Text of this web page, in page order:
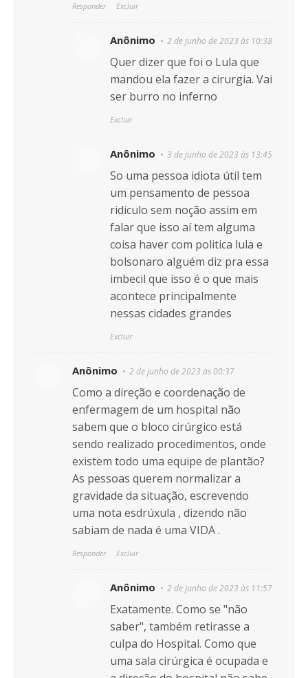
Responder Excluir
Anônimo 2 de junho de 2023 às 10:38
Quer dizer que foi o Lula que
mandou ela fazer a cirurgia. Vai
ser burro no inferno
Excluir
Anônimo 3 de junho de 2023 às 13:45
So uma pessoa idiota útil tem
um pensamento de pessoa
ridiculo sem noção assim em
falar que isso aí tem alguma
coisa haver com politica lula e
bolsonaro alguém diz pra essa
imbecil que isso é o que mais
acontece principalmente
nessas cidades grandes
Excluir
Anônimo 2 de junho de 2023 às 00:37
Como a direção e coordenação de
enfermagem de um hospital não
sabem que o bloco cirúrgico está
sendo realizado procedimentos, onde
existem todo uma equipe de plantão?
As pessoas querem normalizar a
gravidade da situação, escrevendo
uma nota esdrúxula , dizendo não
sabiam de nada é uma VIDA .
Responder Excluir
Anônimo 2 de junho de 2023 às 11:57
Exatamente. Como se "não
saber", também retirasse a
culpa do Hospital. Como que
uma sala cirúrgica é ocupada e